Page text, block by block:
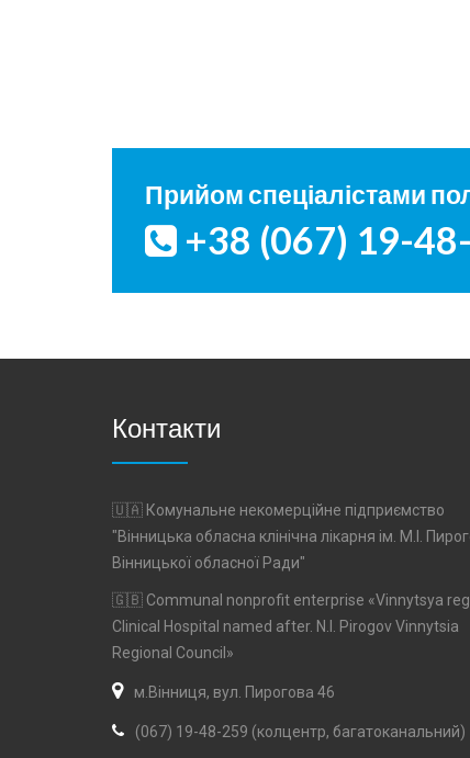
Прийом спеціалістами
+38 (067) 19-
Контакти
🇺🇦 Комунальне некомерційне підприємство
"Вінницька обласна клінічна лікарня ім. М.І.
Вінницької обласної Ради"
🇬🇧 Communal nonprofit enterprise «Vinnytsya
Clinical Hospital named after. N.I. Pirogov Vinnytsia
Regional Council»
м.Вінниця, вул. Пирогова 46
(067) 19-48-259 (колцентр, багатоканальний)